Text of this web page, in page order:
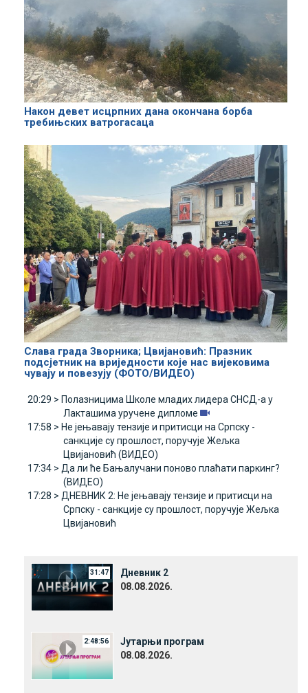
Након девет исцрпних дана окончана борба
требињских ватрогасаца
Слава града Зворника; Цвијановић: Празник
подсјетник на вриједности које нас вијековима
чувају и повезују (ФОТО/ВИДЕО)
20:29 > Полазницима Школе младих лидера СНСД-а у
Лакташима уручене дипломе
17:58 > Не јењавају тензије и притисци на Српску -
санкције су прошлост, поручује Жељка
Цвијановић (ВИДЕО)
17:34 > Да ли ће Бањалучани поново плаћати паркинг?
(ВИДЕО)
17:28 > ДНЕВНИК 2: Не јењавају тензије и притисци на
Српску - санкције су прошлост, поручује Жељка
Цвијановић
31:47
Дневник 2
08.08.2026.
2:48:56
Јутарњи програм
08.08.2026.